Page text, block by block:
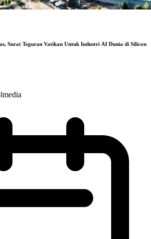
Surat Teguran Vatikan Untuk Industri AI Dunia di Silicon